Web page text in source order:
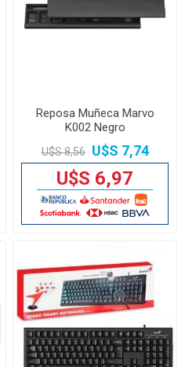
Reposa Muñeca Marvo
K002 Negro
U$S 8,56 U$S 7,74
U$S 6,97